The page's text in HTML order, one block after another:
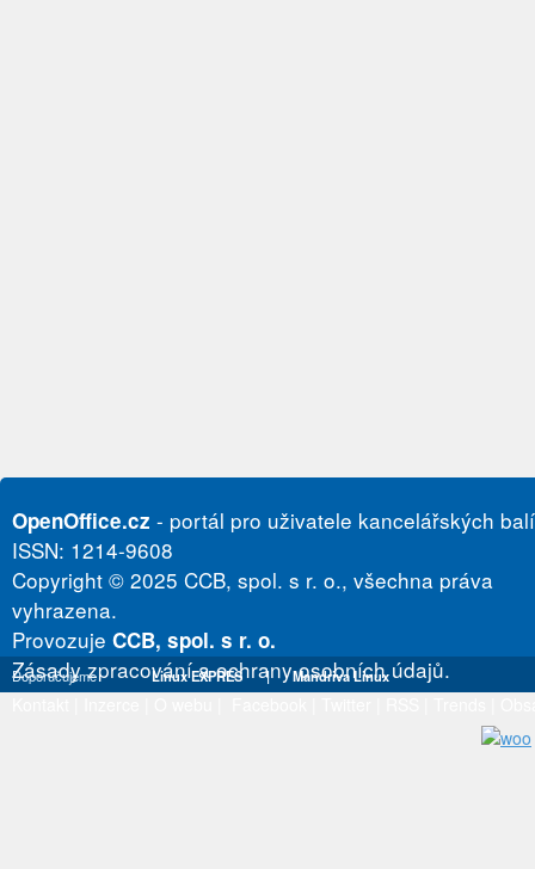
OpenOffice.cz - portál pro uživatele kancelářských
ISSN: 1214-9608
Copyright © 2025 CCB, spol. s r. o., všechna práva
vyhrazena.
Provozuje CCB, spol. s r. o.
Zásady zpracování a ochrany osobních údajů.
Doporučujeme Linux EXPRES | Mandriva Linux